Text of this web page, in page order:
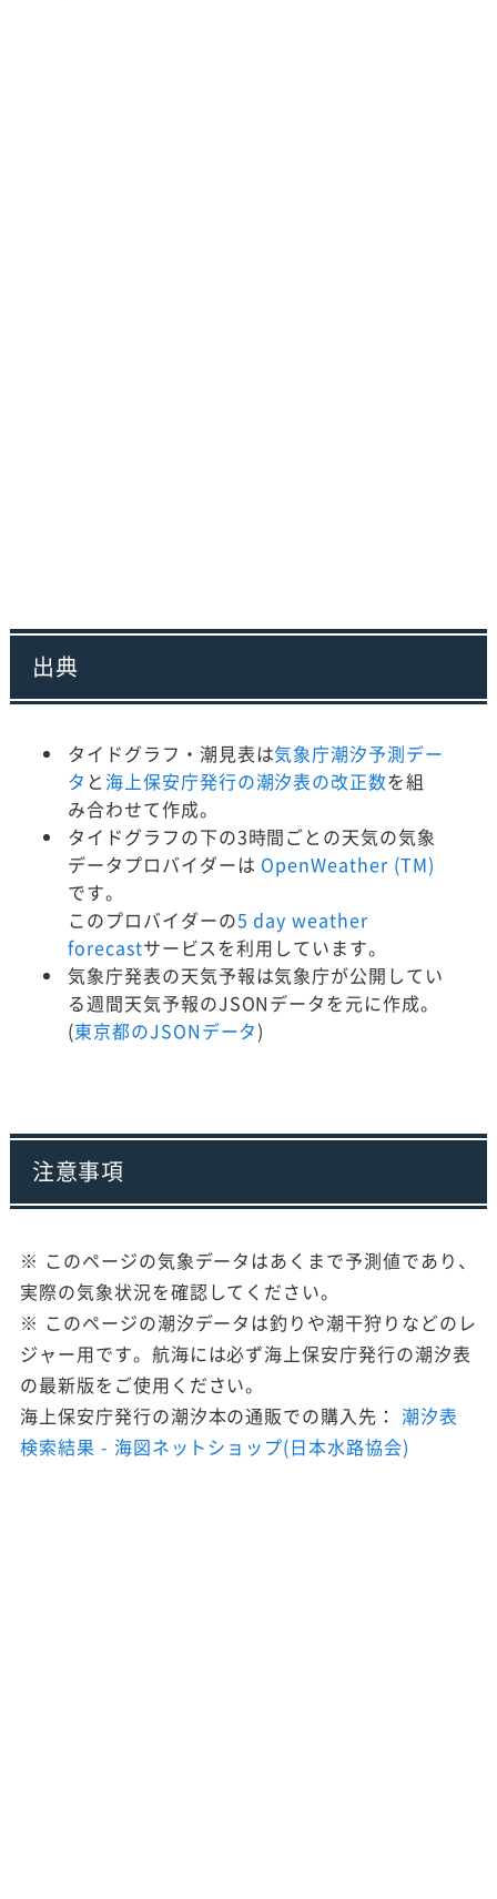
出典
タイドグラフ・潮見表は気象庁潮汐予測デー
タ と 海上保安庁発行の潮汐表の改正数を組
み合わせて作成。
タイドグラフの下の3時間ごとの天気の気象
データプロバイダーは OpenWeather (TM)
です。
このプロバイダーの5 day weather
forecastサービスを利用しています。
気象庁発表の天気予報は気象庁が公開してい
る週間天気予報のJSONデータを元に作成。
(東京都のJSONデータ)
注意事項
※ このページの気象データはあくまで予測値であり、
実際の気象状況を確認してください。
※ このページの潮汐データは釣りや潮干狩りなどのレ
ジャー用です。航海には必ず海上保安庁発行の潮汐表
の最新版をご使用ください。
海上保安庁発行の潮汐本の通販での購入先：潮汐表
検索結果 - 海図ネットショップ(日本水路協会)